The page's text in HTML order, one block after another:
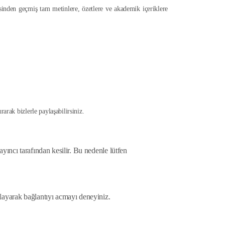
geçmiş tam metinlere, özetlere ve akademik içeriklere
bizlerle paylaşabilirsiniz.
tarafından kesilir. Bu nedenle lütfen
bağlantıyı acmayı deneyiniz.